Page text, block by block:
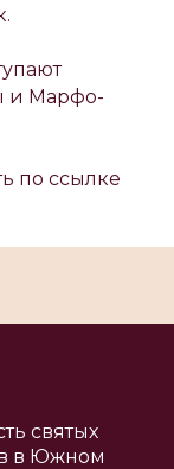
и Марфо-
по ссылке
святых
в Южном